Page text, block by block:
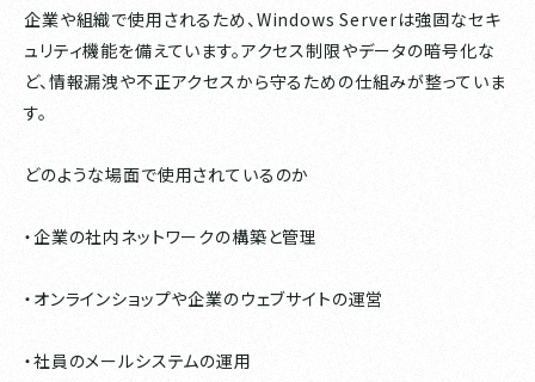
企業や組織で使用されるため、Windows Serverは強固なセキ
ュリティ機能を備えています。アクセス制限やデータの暗号化な
ど、情報漏洩や不正アクセスから守るための仕組みが整っていま
す。
どのような場面で使用されているのか
・企業の社内ネットワークの構築と管理
・オンラインショップや企業のウェブサイトの運営
・社員のメールシステムの運用